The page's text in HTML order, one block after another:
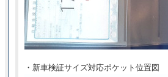
・新車検証サイズ対応ポケット位置図